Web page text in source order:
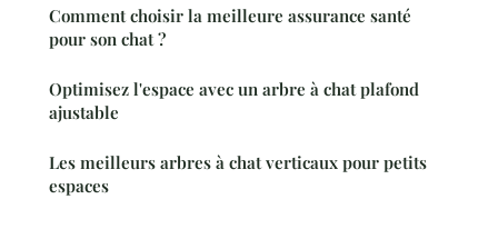
Comment choisir la meilleure assurance santé
pour son chat ?
Optimisez l'espace avec un arbre à chat plafond
ajustable
Les meilleurs arbres à chat verticaux pour petits
espaces